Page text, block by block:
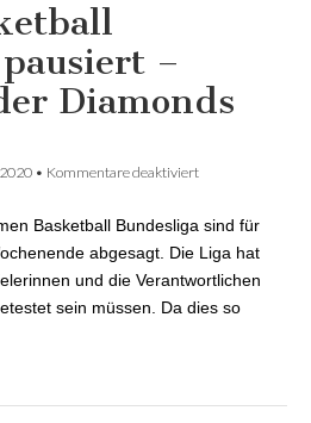
–
Diamonds
• Kommentare deaktiviert
pausiert –
Heimspiel der
Diamonds fällt
aus
Basketball Bundesliga sind für
abgesagt. Die Liga hat
und die Verantwortlichen
sein müssen. Da dies so